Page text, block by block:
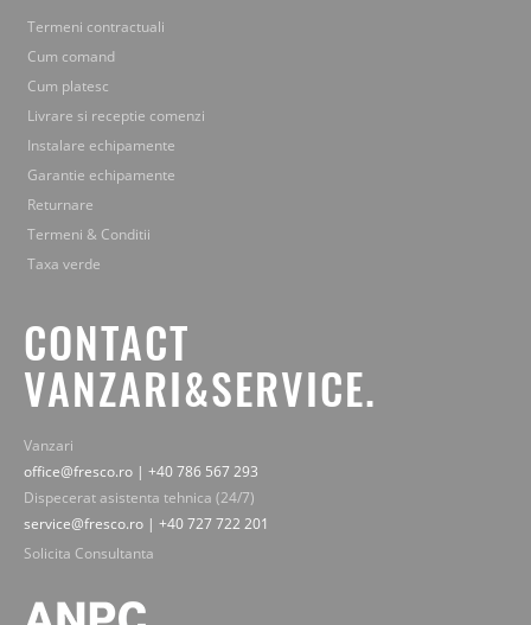
Termeni contractuali
Cum comand
Cum platesc
Livrare si receptie comenzi
Instalare echipamente
Garantie echipamente
Returnare
Termeni & Conditii
Taxa verde
CONTACT
VANZARI&SERVICE.
Vanzari
office@fresco.ro | +40 786 567 293
Dispecerat asistenta tehnica (24/7)
service@fresco.ro | +40 727 722 201
Solicita Consultanta